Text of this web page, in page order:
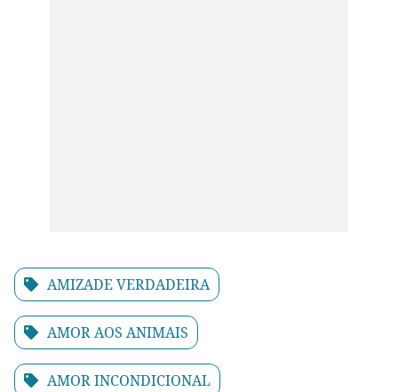
AMIZADE VERDADEIRA
AMOR AOS ANIMAIS
AMOR INCONDICIONAL